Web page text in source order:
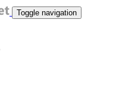
Toggle navigation